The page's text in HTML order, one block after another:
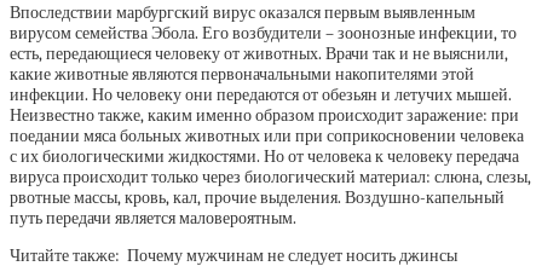
Впоследствии марбургский вирус оказался первым выявленным
вирусом семейства Эбола. Его возбудители – зоонозные инфекции, то
есть, передающиеся человеку от животных. Врачи так и не выяснили,
какие животные являются первоначальными накопителями этой
инфекции. Но человеку они передаются от обезьян и летучих мышей.
Неизвестно также, каким именно образом происходит заражение: при
поедании мяса больных животных или при соприкосновении человека
с их биологическими жидкостями. Но от человека к человеку передача
вируса происходит только через биологический материал: слюна, слезы,
рвотные массы, кровь, кал, прочие выделения. Воздушно-капельный
путь передачи является маловероятным.
Читайте также: Почему мужчинам не следует носить джинсы